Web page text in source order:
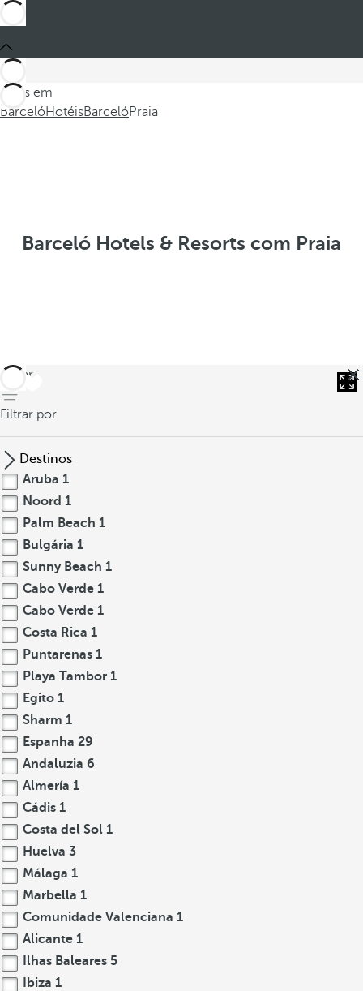
Estes em
BarcelóHotéisBarcelóPraia
Barceló Hotels & Resorts com Praia
voltar
Filtrar por
Destinos
Aruba 1
Noord 1
Palm Beach 1
Bulgária 1
Sunny Beach 1
Cabo Verde 1
Cabo Verde 1
Costa Rica 1
Puntarenas 1
Playa Tambor 1
Egito 1
Sharm 1
Espanha 29
Andaluzia 6
Almería 1
Cádis 1
Costa del Sol 1
Huelva 3
Málaga 1
Marbella 1
Comunidade Valenciana 1
Alicante 1
Ilhas Baleares 5
Ibiza 1